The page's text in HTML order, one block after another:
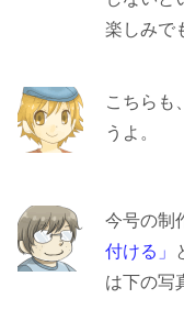
楽しみで
こちらも
うよ。
今号の制
付ける」
は下の写